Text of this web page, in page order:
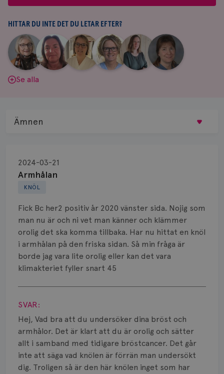
&
svar
HITTAR DU INTE DET DU LETAR EFTER?
Aina
Johnsson
|
Anne
Andersson
Fredrika
Killander
|
Jeanette
Bäcklund
|
Maria
Edegran
|
Yvette
Andersson
Se alla
KNÖL
Armhålan
2024-03-21
Fick Bc her2 positiv år 2020 vänster sida. Nojig som
man nu är och ni vet man känner och klämmer
orolig det ska komma tillbaka. Har nu hittat en knöl
i armhålan på den friska sidan. Så min fråga är
borde jag vara lite orolig eller kan det vara
klimakteriet fyller snart 45
Visa svar
SVAR:
Hej, Vad bra att du undersöker dina bröst och
armhålor. Det är klart att du är orolig och sätter
allt i samband med tidigare bröstcancer. Det går
inte att säga vad knölen är förrän man undersökt
dig. Troligen så är den här knölen inget som har
Ämnen
Biopsi
Biverkningar
Bröstvårta
Knöl
Läkemedel
Smärta
Prognos
Risker
Spridd bröstcancer